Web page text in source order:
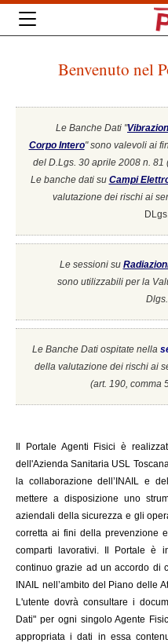
Benvenuto nel
Le Banche Dati "
Corpo Intero"sono valevoli ai
del D.Lgs. 30 aprile 2008 n. 81
Le banche dati su Campi
valutazione dei rischi ai
Le sessioni su
sono utilizzabili per la
Le Banche Dati ospitate nella
della valutazione dei rischi ai
(art. 190, comma
Portale Agenti Fisici è
dell'Azienda Sanitaria USL
la collaborazione dell’INAIL e
mettere a disposizione uno
aziendali della sicurezza e gli
corretta ai fini della prevenzione
comparti lavorativi. Il Portale è
continuo grazie ad un accordo di
INAIL nell’ambito del Piano delle
L'utente dovrà consultare i
Dati" per ogni singolo Agente
appropriata i dati in essa